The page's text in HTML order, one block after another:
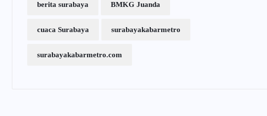
berita surabaya BMKG Juanda
cuaca Surabaya surabayakabarmetro
surabayakabarmetro.com